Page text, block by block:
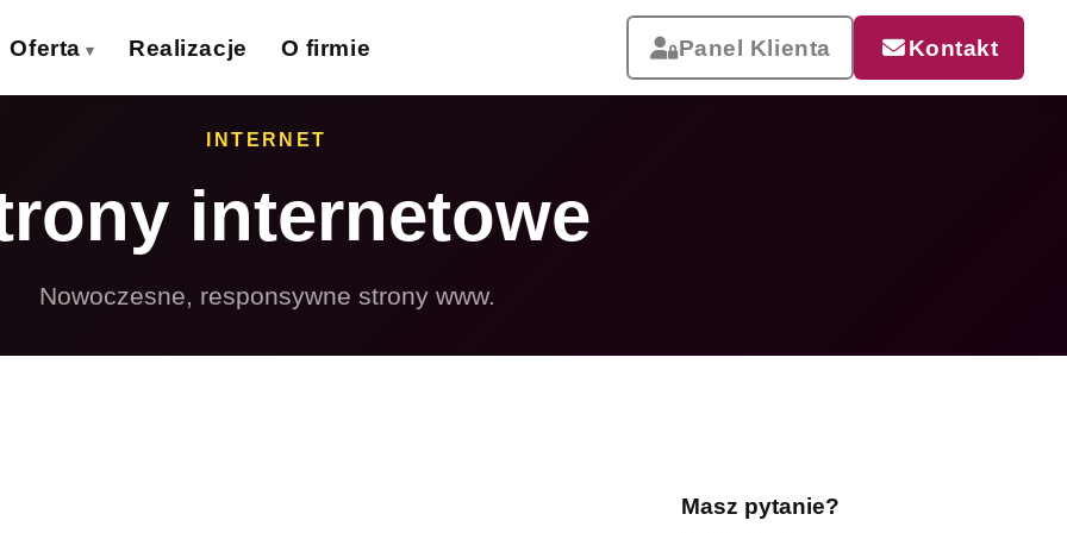
Oferta
› Ulotki
› Banery wielkoformat.
Siatki wielkoformat.
› Teczki firmowe
Zobacz całą ofertę
Realizacje O firmie Panel Klienta Kontakt
INTERNET
internetowe
Nowoczesne, responsywne strony www.
Masz pytanie?